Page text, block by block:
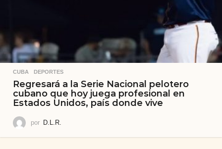
CUBA ,DEPORTES
Regresará a la Serie Nacional pelotero
cubano que hoy juega profesional en
Estados Unidos, país donde vive
por D.L.R.